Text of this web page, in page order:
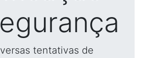
tentativas de